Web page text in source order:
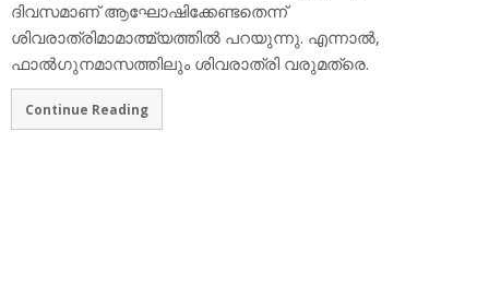
ദിവസമാണ് ആഘോഷിക്കേണ്ടതെന്ന്
ശിവരാത്രിമാമാത്മ്യത്തില്‍ പറയുന്നു. എന്നാല്‍,
ഫാല്‍ഗുനമാസത്തിലും ശിവരാത്രി വരുമത്രെ.
Continue Reading